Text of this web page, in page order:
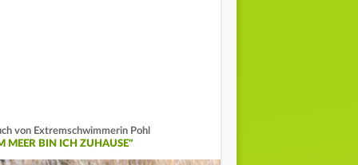
von Extremschwimmerin Pohl
MEER BIN ICH ZUHAUSE"